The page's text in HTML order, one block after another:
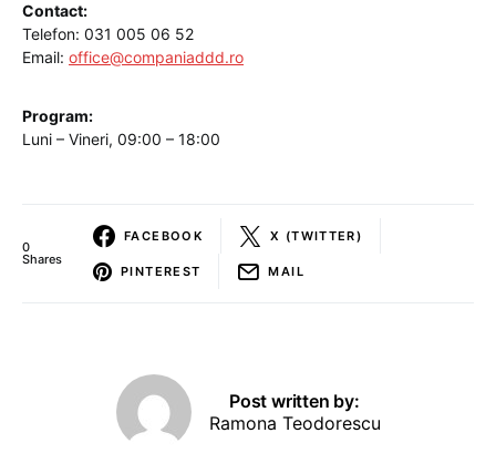
Contact:
Telefon: 031 005 06 52
Email: office@companiaddd.ro
Program:
Luni – Vineri, 09:00 – 18:00
0
Shares
FACEBOOK X (TWITTER)
PINTEREST MAIL
Post written by:
Ramona Teodorescu